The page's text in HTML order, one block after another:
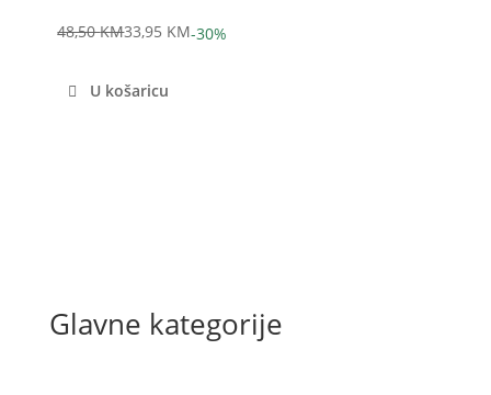
48,50KM
Izvorna
bila
33,95 KM
Trenutna
je:
-30%
U košaricu
Glavne kategorije